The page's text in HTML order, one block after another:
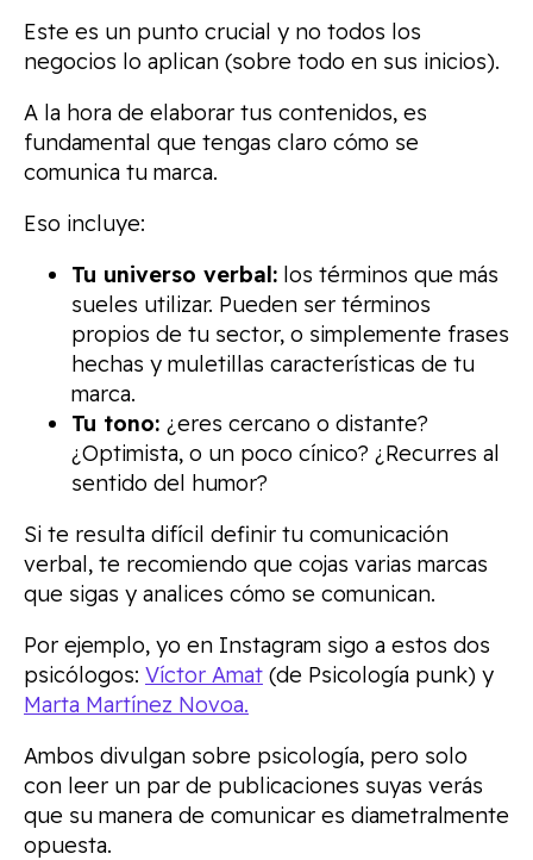
Este es un punto crucial y no todos los
negocios lo aplican (sobre todo en sus inicios).
A la hora de elaborar tus contenidos, es
fundamental que tengas claro cómo se
comunica tu marca.
Eso incluye:
Tu universo verbal: los términos que más
sueles utilizar. Pueden ser términos
propios de tu sector, o simplemente frases
hechas y muletillas características de tu
marca.
Tu tono: ¿eres cercano o distante?
¿Optimista, o un poco cínico? ¿Recurres al
sentido del humor?
Si te resulta difícil definir tu comunicación
verbal, te recomiendo que cojas varias marcas
que sigas y analices cómo se comunican.
Por ejemplo, yo en Instagram sigo a estos dos
psicólogos: Víctor Amat (de Psicología punk) y
Marta Martínez Novoa.
Ambos divulgan sobre psicología, pero solo
con leer un par de publicaciones suyas verás
que su manera de comunicar es diametralmente
opuesta.